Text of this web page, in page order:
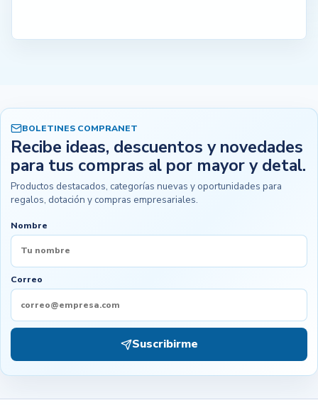
BOLETINES COMPRANET
Recibe ideas, descuentos y novedades
para tus compras al por mayor y detal.
Productos destacados, categorías nuevas y oportunidades para
regalos, dotación y compras empresariales.
Nombre
Correo
Suscribirme